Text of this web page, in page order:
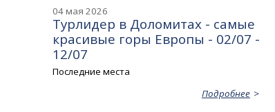
04 мая 2026
Турлидер в Доломитах - самые
красивые горы Европы - 02/07 -
12/07
Последние места
Подробнее